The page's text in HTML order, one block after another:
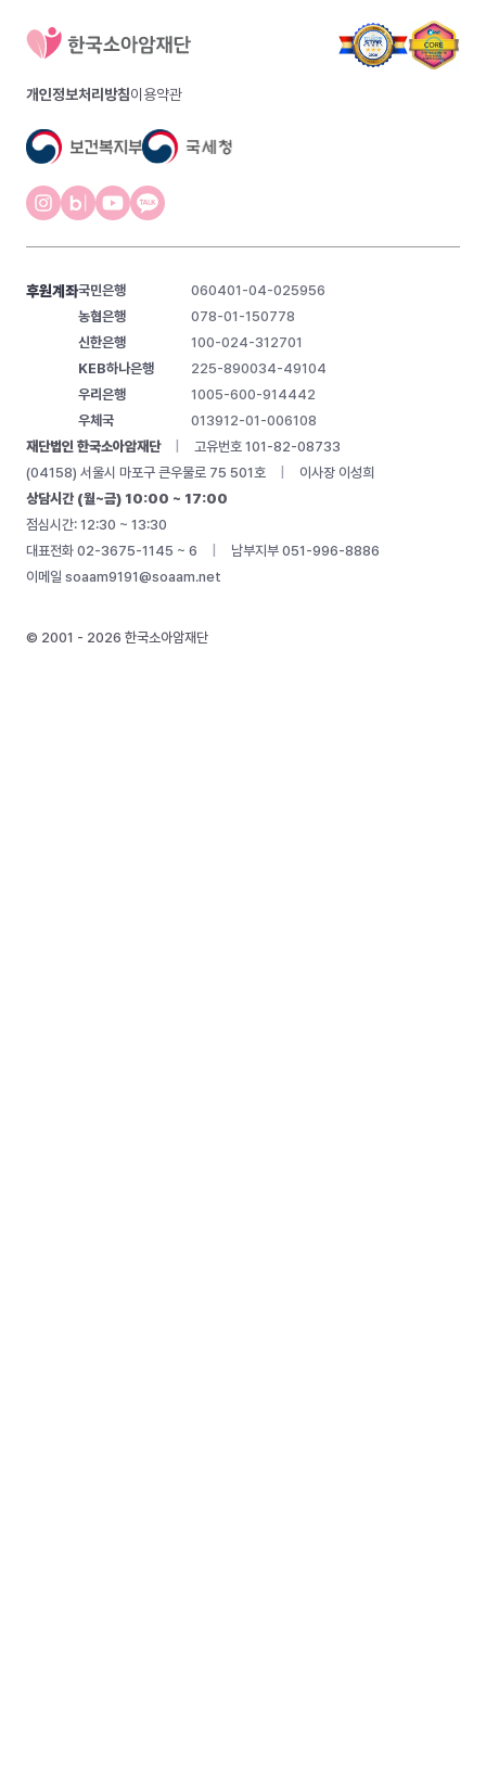
개인정보처리방침이용약관
재단법인 한국소아암재단
고유번호 101-82-08733
(04158) 서울시 마포구 큰우물로 75 501호
이사장 이성희
상담시간 (월~금) 10:00 ~ 17:00
점심시간: 12:30 ~ 13:30
대표전화 02-3675-1145 ~ 6
남부지부 051-996-8886
이메일 soaam9191@soaam.net
© 2001 - 2026 한국소아암재단
후원계좌국민은행
060401-04-025956
농협은행
078-01-150778
신한은행
100-024-312701
KEB하나은행
225-890034-49104
우리은행
1005-600-914442
우체국
013912-01-006108